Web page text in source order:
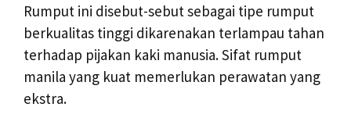
Rumput ini disebut-sebut sebagai tipe rumput
berkualitas tinggi dikarenakan terlampau tahan
terhadap pijakan kaki manusia. Sifat rumput
manila yang kuat memerlukan perawatan yang
ekstra.